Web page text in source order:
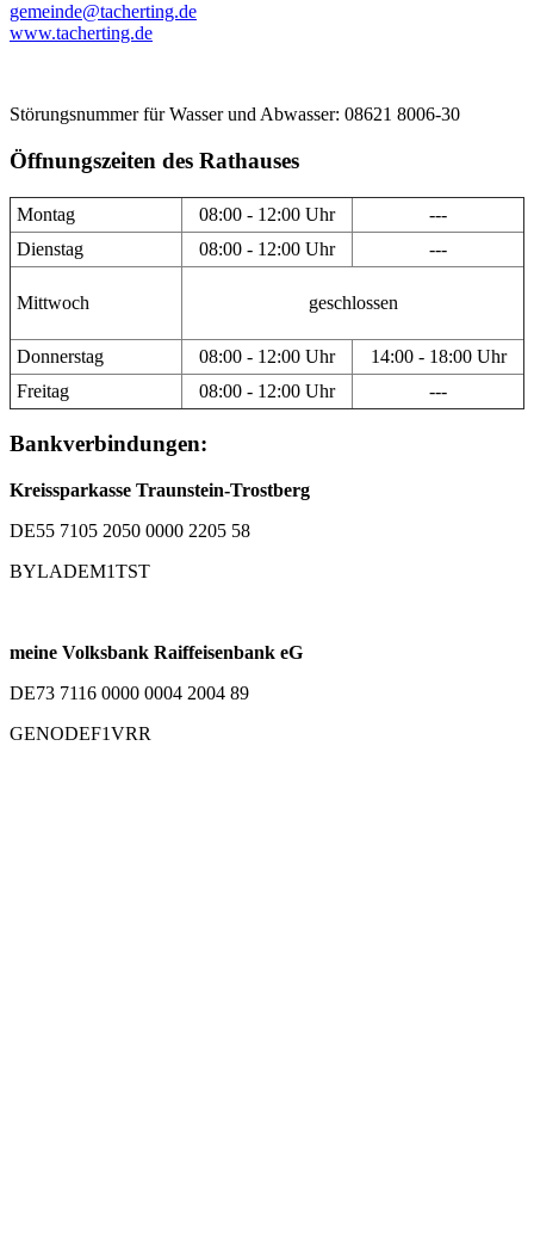
gemeinde@tacherting.de
www.tacherting.de
Störungsnummer für Wasser und Abwasser: 08621 8006-30
Öffnungszeiten des Rathauses
Montag 08:00 - 12:00 Uhr
---
Dienstag
08:00 - 12:00 Uhr ---
Mittwoch geschlossen
Donnerstag 08:00 - 12:00 Uhr
14:00 - 18:00 Uhr
Freitag
08:00 - 12:00 Uhr ---
Bankverbindungen:
Kreissparkasse Traunstein-Trostberg
DE55 7105 2050 0000 2205 58
BYLADEM1TST
meine Volksbank Raiffeisenbank eG
DE73 7116 0000 0004 2004 89
GENODEF1VRR